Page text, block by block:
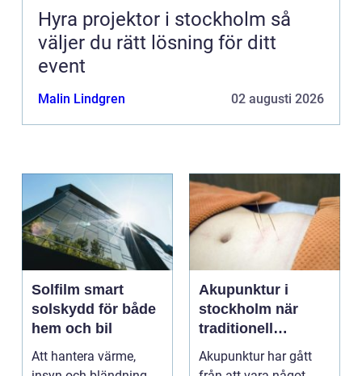
Hyra projektor i stockholm så
väljer du rätt lösning för ditt
event
Malin Lindgren 02 augusti 2026
Solfilm smart
solskydd för både
hem och bil
Att hantera värme,
Akupunktur i
stockholm när
traditionell
kinesisk medicin
möter modern
Akupunktur har gått